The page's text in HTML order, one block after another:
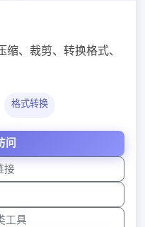
、裁剪、转换格式、
格式转换
问
接
工具